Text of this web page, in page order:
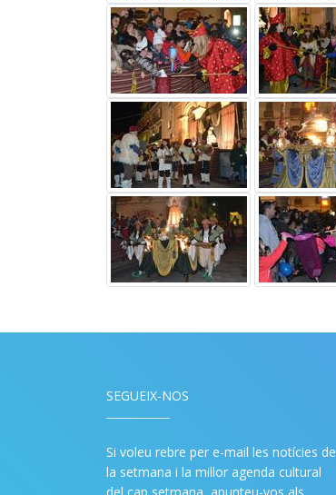
SEGUEIX-NOS
Si voleu rebre per e-mail les notícies de
la setmana i la millor agenda cultural